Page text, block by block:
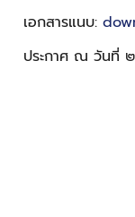
เอกสารแนบ:
ประกาศ ณ วันที่